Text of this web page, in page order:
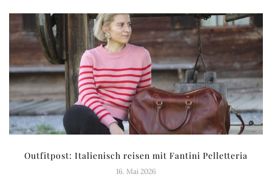
Outfitpost: Italienisch reisen mit Fantini Pelletteria
16. Mai 2026